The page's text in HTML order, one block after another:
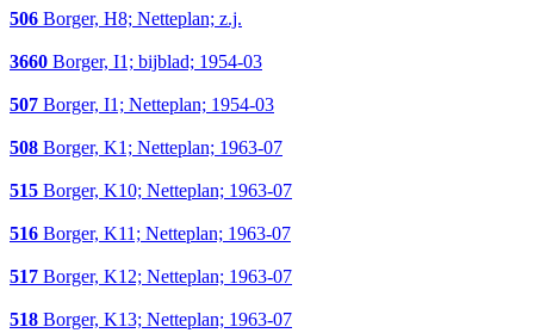
506 Borger, H8; Netteplan; z.j.
3660 Borger, I1; bijblad; 1954-03
507 Borger, I1; Netteplan; 1954-03
508 Borger, K1; Netteplan; 1963-07
515 Borger, K10; Netteplan; 1963-07
516 Borger, K11; Netteplan; 1963-07
517 Borger, K12; Netteplan; 1963-07
518 Borger, K13; Netteplan; 1963-07